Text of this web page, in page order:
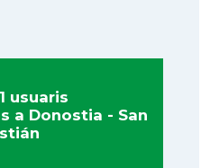
usuaris
a Donostia - San